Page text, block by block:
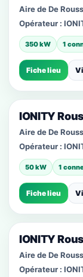
Aire de De
Opérateur :
350 kW 1
Fiche lieu
IONITY
Aire de De
Opérateur :
50 kW 1
Fiche lieu
IONITY
Aire de De
Opérateur :